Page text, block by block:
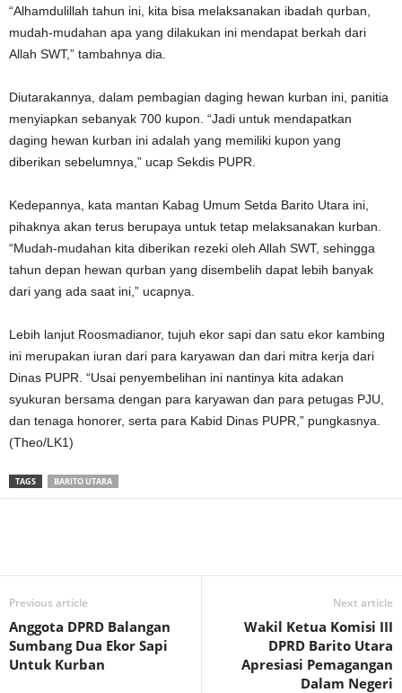
“Alhamdulillah tahun ini, kita bisa melaksanakan ibadah qurban,
mudah-mudahan apa yang dilakukan ini mendapat berkah dari
Allah SWT,” tambahnya dia.
Diutarakannya, dalam pembagian daging hewan kurban ini, panitia
menyiapkan sebanyak 700 kupon. “Jadi untuk mendapatkan
daging hewan kurban ini adalah yang memiliki kupon yang
diberikan sebelumnya,” ucap Sekdis PUPR.
Kedepannya, kata mantan Kabag Umum Setda Barito Utara ini,
pihaknya akan terus berupaya untuk tetap melaksanakan kurban.
“Mudah-mudahan kita diberikan rezeki oleh Allah SWT, sehingga
tahun depan hewan qurban yang disembelih dapat lebih banyak
dari yang ada saat ini,” ucapnya.
Lebih lanjut Roosmadianor, tujuh ekor sapi dan satu ekor kambing
ini merupakan iuran dari para karyawan dan dari mitra kerja dari
Dinas PUPR. “Usai penyembelihan ini nantinya kita adakan
syukuran bersama dengan para karyawan dan para petugas PJU,
dan tenaga honorer, serta para Kabid Dinas PUPR,” pungkasnya.
(Theo/LK1)
TAGS BARITO UTARA
Previous article
Anggota DPRD Balangan
Sumbang Dua Ekor Sapi
Untuk Kurban
Next article
Wakil Ketua Komisi III
DPRD Barito Utara
Apresiasi Pemagangan
Dalam Negeri